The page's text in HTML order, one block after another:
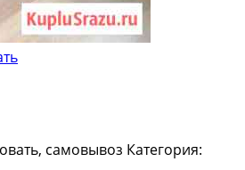
самовывоз Категория: